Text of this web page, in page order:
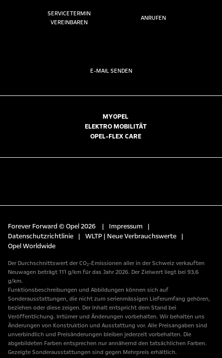
SERVICETERMIN
VEREINBAREN
ANRUFEN
E-MAIL SENDEN
MYOPEL
ELEKTRO MOBILITÄT
OPEL-FLEX CARE
Forever Forward © Opel 2026 | Impressum
|
Datenschutzrichtlinie
| WLTP | Neue Verbrauchswerte
|
Opel Worldwide
Der Durchschnittswert der CO₂-Emissionen aller in der Schweiz verkauften
Neuwagen beträgt 111 g/km für das Jahr 2026. Der Zielwert liegt bei 93.6
g/km.
Funktionsbeschreibungen und Abbildungen können sich auf
Sonderausstattungen, die nicht zum serienmässigen Lieferumfang gehören,
beziehen oder diese zeigen. Der Inhalt entspricht dem Stand bei
Veröffentlichung. Irrtümer und Änderungen vorbehalten. Wir behalten uns
Änderungen von Konstruktion und Ausstattung vor. Alle Preisangaben sind
unverbindlich und Preisänderungen bleiben jederzeit vorbehalten. Die
abgebildeten Farben entsprechen nur annähernd den tatsächlichen Farben.
Gezeigte Sonderausstattungen sind gegen Mehrpreis erhältlich.